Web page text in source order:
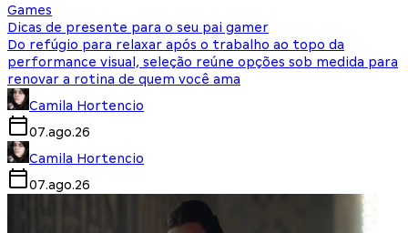
Games
Dicas de presente para o seu pai gamer
Do refúgio para relaxar após o trabalho ao topo da
performance visual, seleção reúne opções sob medida para
renovar a rotina de quem você ama
Camila Hortencio
07.ago.26
Camila Hortencio
07.ago.26